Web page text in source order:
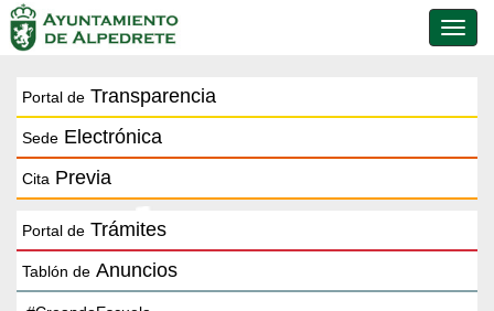
de
Portal de Transparencia
Sede Electrónica
Cita Previa
Portal de Trámites
Tablón de Anuncios